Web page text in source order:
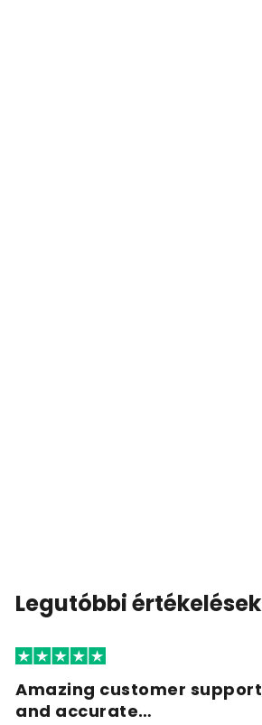
Legutóbbi értékelések
Amazing customer support
and accurate…